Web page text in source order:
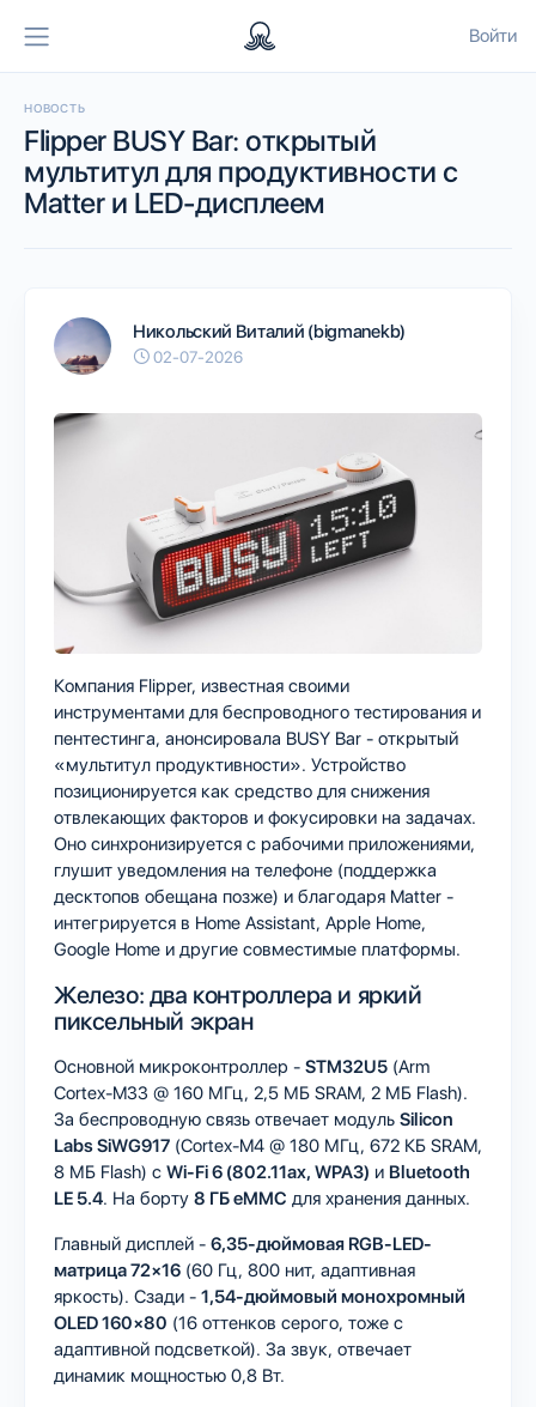
Войти
НОВОСТЬ
Flipper BUSY Bar: открытый
мультитул для продуктивности с
Matter и LED-дисплеем
Никольский Виталий (bigmanekb)
02-07-2026
Компания Flipper, известная своими
инструментами для беспроводного тестирования и
пентестинга, анонсировала BUSY Bar - открытый
«мультитул продуктивности». Устройство
позиционируется как средство для снижения
отвлекающих факторов и фокусировки на задачах.
Оно синхронизируется с рабочими приложениями,
глушит уведомления на телефоне (поддержка
десктопов обещана позже) и благодаря Matter -
интегрируется в Home Assistant, Apple Home,
Google Home и другие совместимые платформы.
Железо: два контроллера и яркий
пиксельный экран
Основной микроконтроллер - STM32U5 (Arm
Cortex-M33 @ 160 МГц, 2,5 МБ SRAM, 2 МБ Flash).
За беспроводную связь отвечает модуль Silicon
Labs SiWG917 (Cortex-M4 @ 180 МГц, 672 КБ SRAM,
8 МБ Flash) с Wi-Fi 6 (802.11ax, WPA3) и Bluetooth
LE 5.4. На борту 8 ГБ eMMC для хранения данных.
Главный дисплей - 6,35-дюймовая RGB-LED-
матрица 72×16 (60 Гц, 800 нит, адаптивная
яркость). Сзади - 1,54-дюймовый монохромный
OLED 160×80 (16 оттенков серого, тоже с
адаптивной подсветкой). За звук, отвечает
динамик мощностью 0,8 Вт.